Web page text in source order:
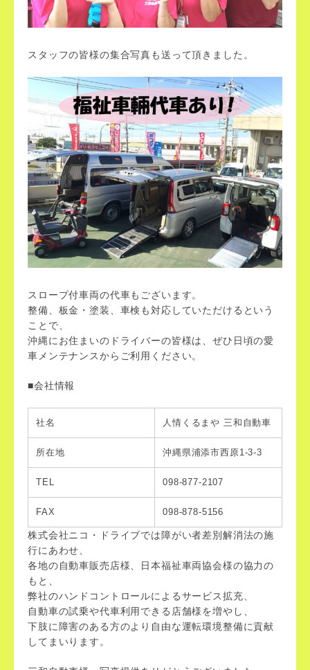
スタッフの皆様の集合写真も送って頂きました。
スロープ付車両の代車もございます。
整備、板金・塗装、車検も対応していただけるという
ことで、
沖縄にお住まいのドライバーの皆様は、ぜひ日頃の愛
車メンテナンスからご利用ください。
■会社情報
社名 人情くるまや 三和自動車
所在地 沖縄県浦添市西原1-3-3
TEL 098-877-2107
FAX 098-878-5156
株式会社ニコ・ドライブでは障がい者差別解消法の施
行にあわせ、
各地の自動車販売店様、日本福祉車両協会様の協力の
もと、
弊社のハンドコントロールによるサービス拡充、
自動車の試乗や代車利用できる店舗様を増やし、
下肢に障害のある方のより自由な運転環境整備に貢献
してまいります。